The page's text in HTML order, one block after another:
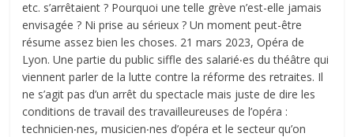
etc. s’arrêtaient ? Pourquoi une telle grève n’est-elle jamais
envisagée ? Ni prise au sérieux ? Un moment peut-être
résume assez bien les choses. 21 mars 2023, Opéra de
Lyon. Une partie du public siffle des salarié‧es du théâtre qui
viennent parler de la lutte contre la réforme des retraites. Il
ne s’agit pas d’un arrêt du spectacle mais juste de dire les
conditions de travail des travailleureuses de l’opéra :
technicien‧nes, musicien‧nes d’opéra et le secteur qu’on